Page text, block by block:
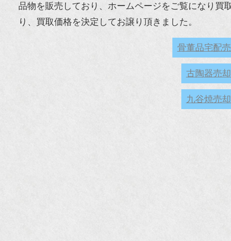
品物を販売しており、ホームページをご覧になり買
り、買取価格を決定してお譲り頂きました。
骨董品宅配
古陶器売
九谷焼売